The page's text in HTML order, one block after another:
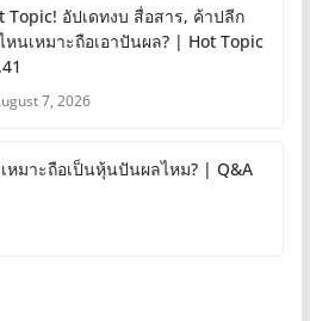
Topic! อัปเดทงบ สื่อสาร, ค้าปลีก
หนเหมาะถือเอาปันผล? | Hot Topic
7, 2026
หมาะถือเป็นหุ้นปันผลไหม? | Q&A